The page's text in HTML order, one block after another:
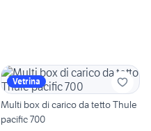
Vetrina
Multi box di carico da tetto Thule
pacific 700